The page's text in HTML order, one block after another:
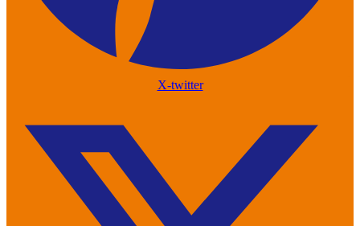
X-twitter